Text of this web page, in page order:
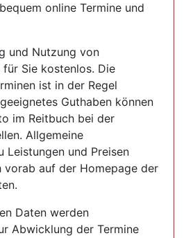
online Termine und
und Nutzung von
Sie kostenlos. Die
ist in der Regel
Guthaben können
im Reitbuch bei der
Allgemeine
Leistungen und Preisen
vorab auf der Homepage der
Daten werden
Abwicklung der Termine